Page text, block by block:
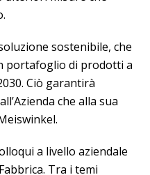
sostenibile, che
portafoglio di prodotti a
Ciò garantirà
che alla sua
a livello aziendale
Tra i temi